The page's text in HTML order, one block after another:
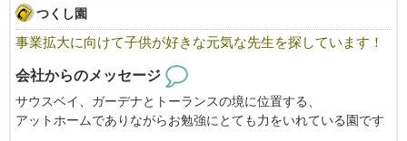
つくし園
事業拡大に向けて子供が好きな元気な先生を探しています！
会社からのメッセージ
サウスベイ、ガーデナとトーランスの境に位置する、
アットホームでありながらお勉強にとても力をいれている園です